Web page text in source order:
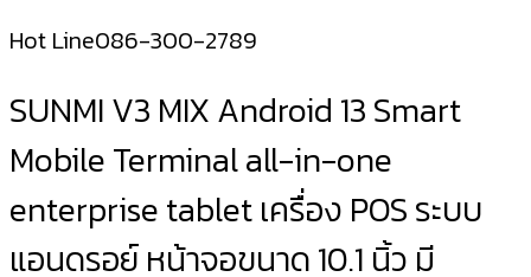
Hot Line086-300-2789
SUNMI V3 MIX Android 13 Smart
Mobile Terminal all-in-one
enterprise tablet เครื่อง POS ระบบ
แอนดรอย์ หน้าจอขนาด 10.1 นิ้ว มี